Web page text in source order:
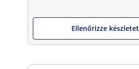
Ellenőrizze készletet